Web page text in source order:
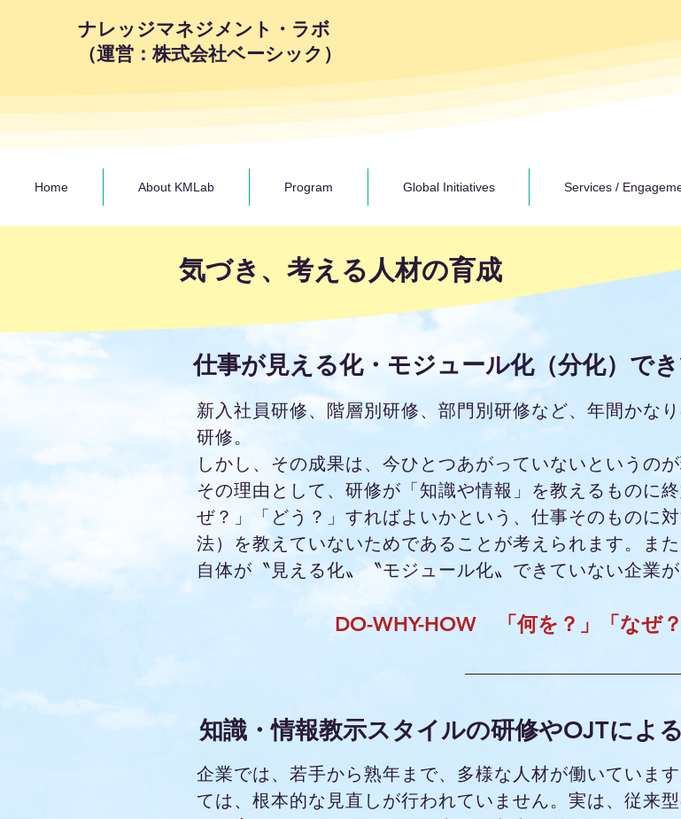
ナレッジマネジメント・ラボ
（運営：株式会社ベーシック）
Home About KMLab Program Global Initiatives Services /
気づき、考える人材の育成
仕事が見える化・モジュール化（分化）で
新入社員研修、階層別研修、部門別研修など、年間かな
研修。
しかし、その成果は、今ひとつあがっていないというの
その理由として、研修が「知識や情報」を教えるものに
ぜ？」「どう？」すればよいかという、仕事そのものに
法）を教えていないためであることが考えられます。ま
自体が〝見える化〟〝モジュール化〟できていない企業が
DO-WHY-HOW 「何を？」「なぜ
知識・情報教示スタイルの研修やOJTによ
企業では、若手から熟年まで、多様な人材が働いていま
ては、根本的な見直しが行われていません。実は、従来